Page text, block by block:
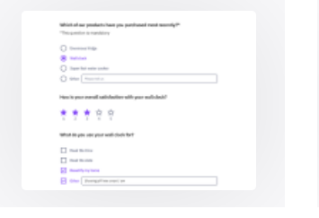
Alcohol
Cigarettes